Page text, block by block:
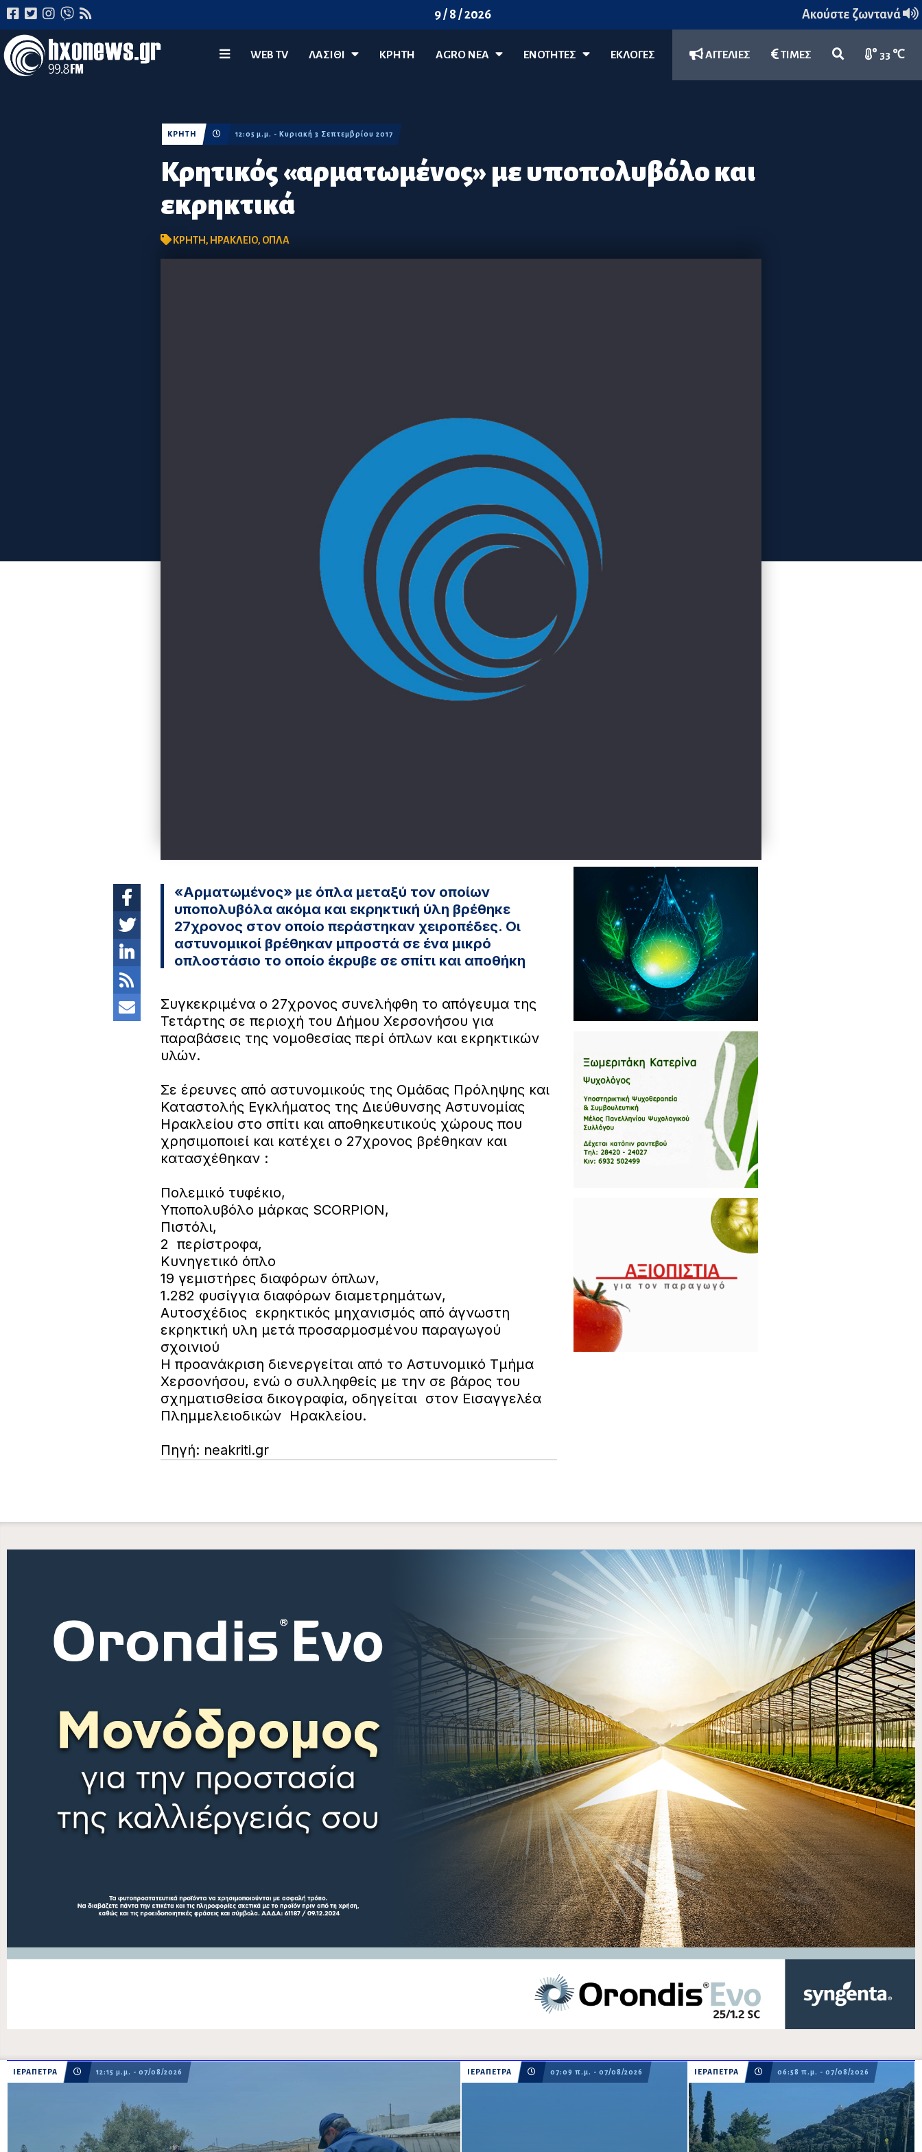
9 / 8 / 2026 Ακούστε ζωντανά
WEB TV ΛΑΣΊΘΙ ΚΡΗΤΗ AGRO ΝΈΑ ΕΝΟΤΗΤΕΣ ΕΚΛΟΓΕΣ ΑΓΓΕΛΙΕΣ ΤΙΜΕΣ 33 ℃
Κρητικός «αρματωμένος» με υποπολυβόλο και
εκρηκτικά
ΚΡΗΤΗ 12:05 μ.μ. - Κυριακή 3 Σεπτεμβρίου 2017
ΚΡΗΤΗ, ΗΡΑΚΛΕΙΟ, ΟΠΛΑ
«Αρματωμένος» με όπλα μεταξύ τον οποίων
υποπολυβόλα ακόμα και εκρηκτική ύλη βρέθηκε
27χρονος στον οποίο περάστηκαν χειροπέδες. Οι
αστυνομικοί βρέθηκαν μπροστά σε ένα μικρό
οπλοστάσιο το οποίο έκρυβε σε σπίτι και αποθήκη
Συγκεκριμένα ο 27χρονος συνελήφθη το απόγευμα της
Τετάρτης σε περιοχή του Δήμου Χερσονήσου για
παραβάσεις της νομοθεσίας περί όπλων και εκρηκτικών
υλών.
Σε έρευνες από αστυνομικούς της Ομάδας Πρόληψης και
Καταστολής Εγκλήματος της Διεύθυνσης Αστυνομίας
Ηρακλείου στο σπίτι και αποθηκευτικούς χώρους που
χρησιμοποιεί και κατέχει ο 27χρονος βρέθηκαν και
κατασχέθηκαν :
Πολεμικό τυφέκιο,
Υποπολυβόλο μάρκας SCORPION,
Πιστόλι,
2 περίστροφα,
Κυνηγετικό όπλο
19 γεμιστήρες διαφόρων όπλων,
1.282 φυσίγγια διαφόρων διαμετρημάτων,
Αυτοσχέδιος εκρηκτικός μηχανισμός από άγνωστη
εκρηκτική υλη μετά προσαρμοσμένου παραγωγού
σχοινιού
Η προανάκριση διενεργείται από το Αστυνομικό Τμήμα
Χερσονήσου, ενώ ο συλληφθείς με την σε βάρος του
σχηματισθείσα δικογραφία, οδηγείται στον Εισαγγελέα
Πλημμελειοδικών Ηρακλείου.
Πηγή: neakriti.gr
ΙΕΡΑΠΕΤΡΑ 12:15 μ.μ. - 07/08/2026 ΙΕΡΑΠΕΤΡΑ 07:09 π.μ. - 07/08/2026 ΙΕΡΑΠΕΤΡΑ 06:58 π.μ. - 07/08/2026